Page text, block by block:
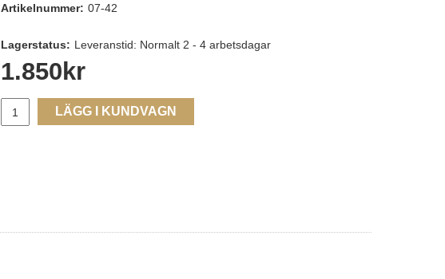
Artikelnummer: 07-42
Lagerstatus: Leveranstid: Normalt 2 - 4 arbetsdagar
1.850 kr
LÄGG I KUNDVAGN